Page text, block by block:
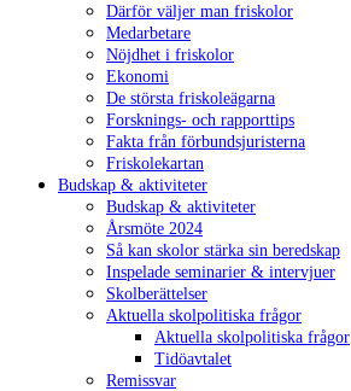
Därför väljer man friskolor
Medarbetare
Nöjdhet i friskolor
Ekonomi
De största friskoleägarna
Forsknings- och rapporttips
Fakta från förbundsjuristerna
Friskolekartan
Budskap & aktiviteter
Budskap & aktiviteter
Årsmöte 2024
Så kan skolor stärka sin beredskap
Inspelade seminarier & intervjuer
Skolberättelser
Aktuella skolpolitiska frågor
Aktuella skolpolitiska frågor
Tidöavtalet
Remissvar